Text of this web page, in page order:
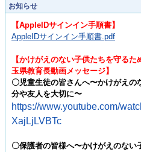
お知らせ
【AppleIDサインイン手順書】
AppleIDサインイン手順書.pdf
【かけがえのない子供たちを守るた
玉県教育長動画メッセージ】
〇児童生徒の皆さんへ〜かけがえの
分や友人を大切に〜
https://www.youtube.com/
XajLjLVBTc
〇保護者の皆様へ〜かけがえのない